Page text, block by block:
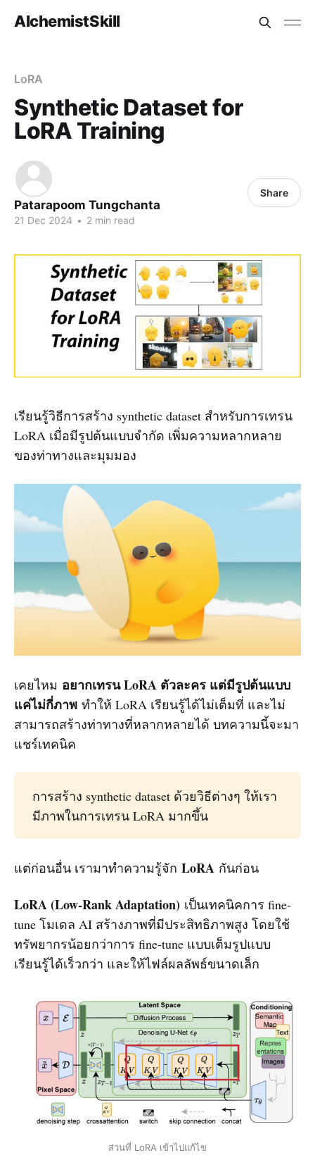
AlchemistSkill
LoRA
Synthetic Dataset for
LoRA Training
Patarapoom Tungchanta
21 Dec 2024 • 2 min read
Share
เรียนรู้วิธีการสร้าง synthetic dataset สำหรับการเทรน
LoRA เมื่อมีรูปต้นแบบจำกัด เพิ่มความหลากหลาย
ของท่าทางและมุมมอง
เคยไหม อยากเทรน LoRA ตัวละคร แต่มีรูปต้นแบบ
แค่ไม่กี่ภาพ ทำให้ LoRA เรียนรู้ได้ไม่เต็มที่ และไม่
สามารถสร้างท่าทางที่หลากหลายได้ บทความนี้จะมา
แชร์เทคนิค
การสร้าง synthetic dataset ด้วยวิธีต่างๆ ให้เรา
มีภาพในการเทรน LoRA มากขึ้น
แต่ก่อนอื่น เรามาทำความรู้จัก LoRA กันก่อน
LoRA (Low-Rank Adaptation) เป็นเทคนิคการ fine-
tune โมเดล AI สร้างภาพที่มีประสิทธิภาพสูง โดยใช้
ทรัพยากรน้อยกว่าการ fine-tune แบบเต็มรูปแบบ
เรียนรู้ได้เร็วกว่า และให้ไฟล์ผลลัพธ์ขนาดเล็ก
ส่วนที่ LoRA เข้าไปแก้ไข